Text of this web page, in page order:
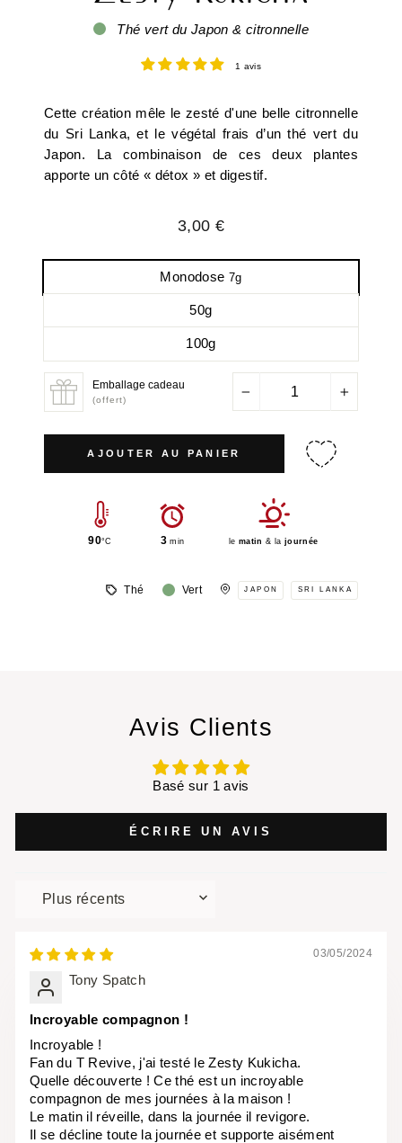
Thé vert du Japon & citronnelle
1 avis
Cette création mêle le zesté d'une belle citronnelle
du Sri Lanka, et le végétal frais d’un thé vert du
Japon. La combinaison de ces deux plantes
apporte un côté « détox » et digestif.
Prix
3,00 €
Monodose 7g
50g
100g
Emballage cadeau
(offert)
AJOUTER AU PANIER
90°C 3 min le matin & la journée
Thé Vert JAPON SRI LANKA
Avis Clients
Basé sur 1 avis
ÉCRIRE UN AVIS
SORT BY
03/05/2024
Tony Spatch
Incroyable compagnon !
Incroyable !
Fan du T Revive, j'ai testé le Zesty Kukicha.
Quelle découverte ! Ce thé est un incroyable
compagnon de mes journées à la maison !
Le matin il réveille, dans la journée il revigore.
Il se décline toute la journée et supporte aisément